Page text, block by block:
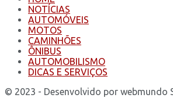
NOTÍCIAS
AUTOMÓVEIS
MOTOS
CAMINHÕES
ÔNIBUS
AUTOMOBILISMO
DICAS E SERVIÇOS
© 2023 - Desenvolvido por webmundo